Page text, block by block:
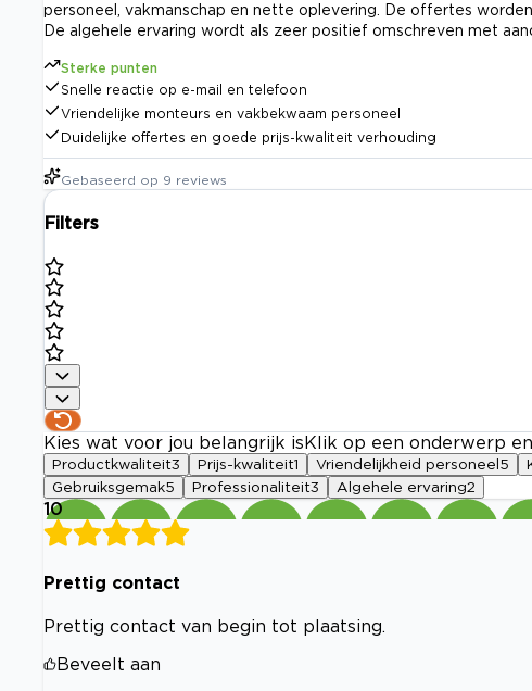
personeel, vakmanschap en nette oplevering. De offertes
De algehele ervaring wordt als zeer positief omschreven met
Sterke punten
Snelle reactie op e-mail en telefoon
Vriendelijke monteurs en vakbekwaam personeel
Duidelijke offertes en goede prijs-kwaliteit verhouding
Gebaseerd op 9 reviews
Filters
Kies wat voor jou belangrijk is Klik op een onderwerp
Productkwaliteit3 Prijs-kwaliteit1 Vriendelijkheid personeel 5
Gebruiksgemak5 Professionaliteit3 Algehele ervaring2
10
Prettig contact
Prettig contact van begin tot plaatsing.
Beveelt aan